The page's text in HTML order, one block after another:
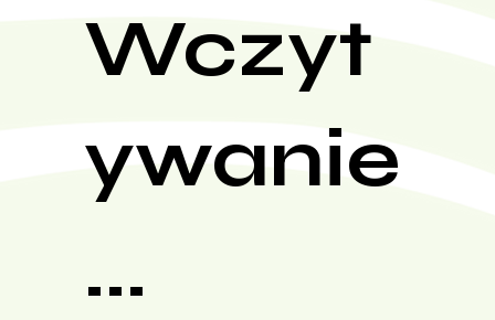
Wczyt
ywanie
...